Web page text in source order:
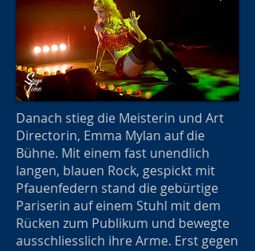
Danach stieg die Meisterin und Art
Directorin, Emma Mylan auf die
Bühne. Mit einem fast unendlich
langen, blauen Rock, gespickt mit
Pfauenfedern stand die gebürtige
Pariserin auf einem Stuhl mit dem
Rücken zum Publikum und bewegte
ausschliesslich ihre Arme. Erst gegen